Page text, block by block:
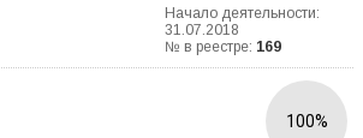
Начало деятельности:
31.07.2018
№ в реестре: 169
100%